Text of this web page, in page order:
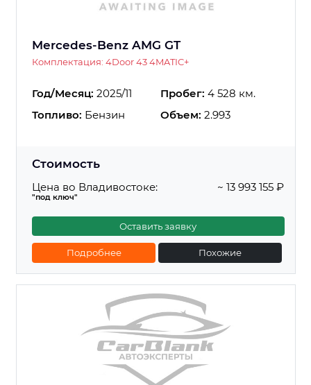
Mercedes-Benz AMG GT
Комплектация: 4Door 43 4MATIC+
Год/Месяц: 2025/11 Пробег: 4 528 км.
Топливо: Бензин Объем: 2.993
Стоимость
Цена во Владивостоке:
"под ключ"
~ 13 993 155 ₽
Оставить заявку
Подробнее Похожие